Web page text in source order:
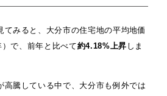
てみると、大分市の住宅地の平均地価
）で、前年と比べて約4.18%上昇 しま
高騰している中で、大分市も例外では